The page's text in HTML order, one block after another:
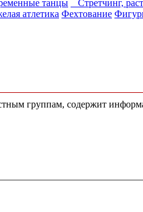
танцы Стретчинг,
атлетика Фехтование
группам, содержит